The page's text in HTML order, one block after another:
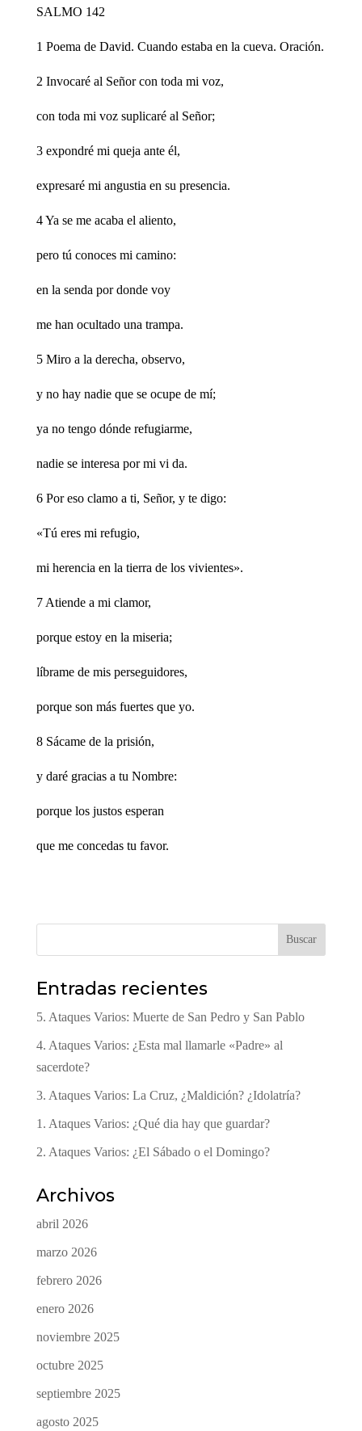
SALMO 142
1 Poema de David. Cuando estaba en la cueva. Oración.
2 Invocaré al Señor con toda mi voz,
con toda mi voz suplicaré al Señor;
3 expondré mi queja ante él,
expresaré mi angustia en su presencia.
4 Ya se me acaba el aliento,
pero tú conoces mi camino:
en la senda por donde voy
me han ocultado una trampa.
5 Miro a la derecha, observo,
y no hay nadie que se ocupe de mí;
ya no tengo dónde refugiarme,
nadie se interesa por mi vi da.
6 Por eso clamo a ti, Señor, y te digo:
«Tú eres mi refugio,
mi herencia en la tierra de los vivientes».
7 Atiende a mi clamor,
porque estoy en la miseria;
líbrame de mis perseguidores,
porque son más fuertes que yo.
8 Sácame de la prisión,
y daré gracias a tu Nombre:
porque los justos esperan
que me concedas tu favor.
Buscar
Entradas recientes
5. Ataques Varios: Muerte de San Pedro y San Pablo
4. Ataques Varios: ¿Esta mal llamarle «Padre» al
sacerdote?
3. Ataques Varios: La Cruz, ¿Maldición? ¿Idolatría?
1. Ataques Varios: ¿Qué dia hay que guardar?
2. Ataques Varios: ¿El Sábado o el Domingo?
Archivos
abril 2026
marzo 2026
febrero 2026
enero 2026
noviembre 2025
octubre 2025
septiembre 2025
agosto 2025